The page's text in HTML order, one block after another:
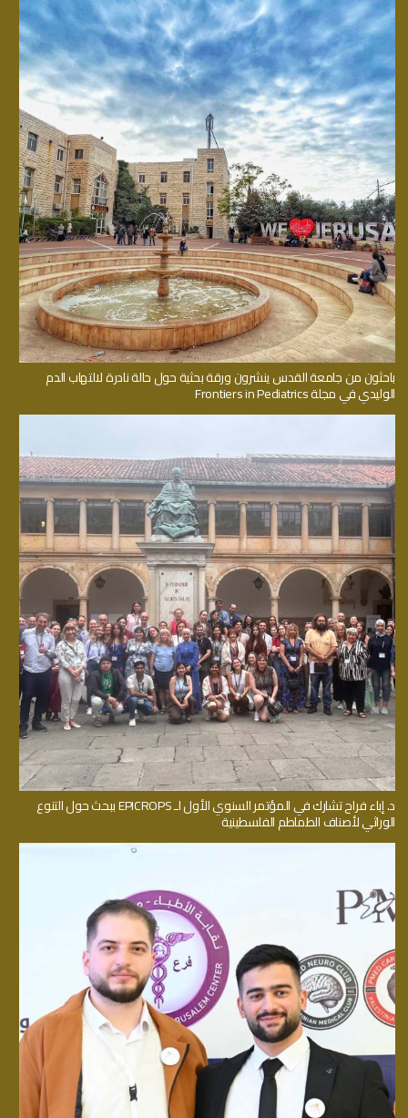
باحثون من جامعة القدس ينشرون ورقة بحثية حول حالة نادرة لالتهاب الدم
الوليدي في مجلة Frontiers in Pediatrics
د. إباء فراح تشارك في المؤتمر السنوي الأول لـ EPICROPS ببحث حول التنوع
الوراثي لأصناف الطماطم الفلسطينية